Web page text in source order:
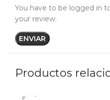
You have to be logged in
your review.
Productos